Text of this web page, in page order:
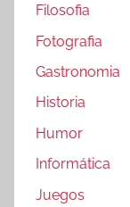
Filosofia
Fotografia
Gastronomia
Historia
Humor
Informática
Juegos